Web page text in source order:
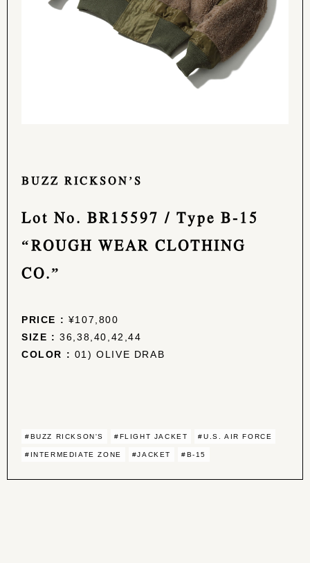
BUZZ RICKSON’S
Lot No. BR15597 / Type B-15
“ROUGH WEAR CLOTHING
CO.”
PRICE : ¥107,800
SIZE : 36,38,40,42,44
COLOR : 01) OLIVE DRAB
#BUZZ RICKSON'S #FLIGHT JACKET #U.S. AIR FORCE
#INTERMEDIATE ZONE #JACKET #B-15